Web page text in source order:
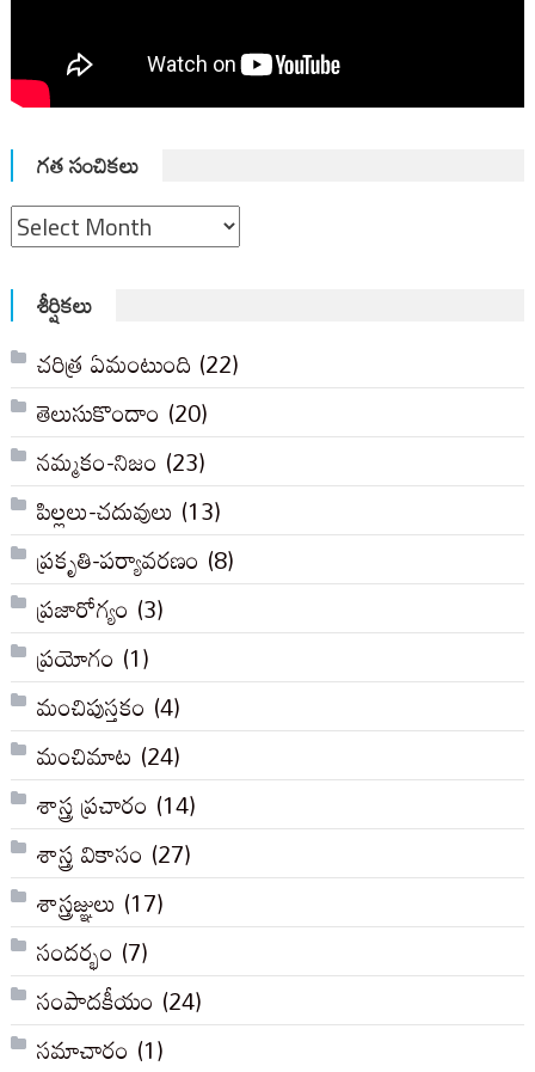
గత సంచికలు
గత
సంచికలు
శీర్షికలు
చరిత్ర ఏమంటుంది (22)
తెలుసుకొందాం (20)
నమ్మకం-నిజం (23)
పిల్లలు-చదువులు (13)
ప్రకృతి-పర్యావరణం (8)
ప్రజారోగ్యం (3)
ప్రయోగం (1)
మంచిపుస్తకం (4)
మంచిమాట (24)
శాస్త్ర ప్రచారం (14)
శాస్త్ర వికాసం (27)
శాస్త్రజ్ఞులు (17)
సందర్భం (7)
సంపాదకీయం (24)
సమాచారం (1)